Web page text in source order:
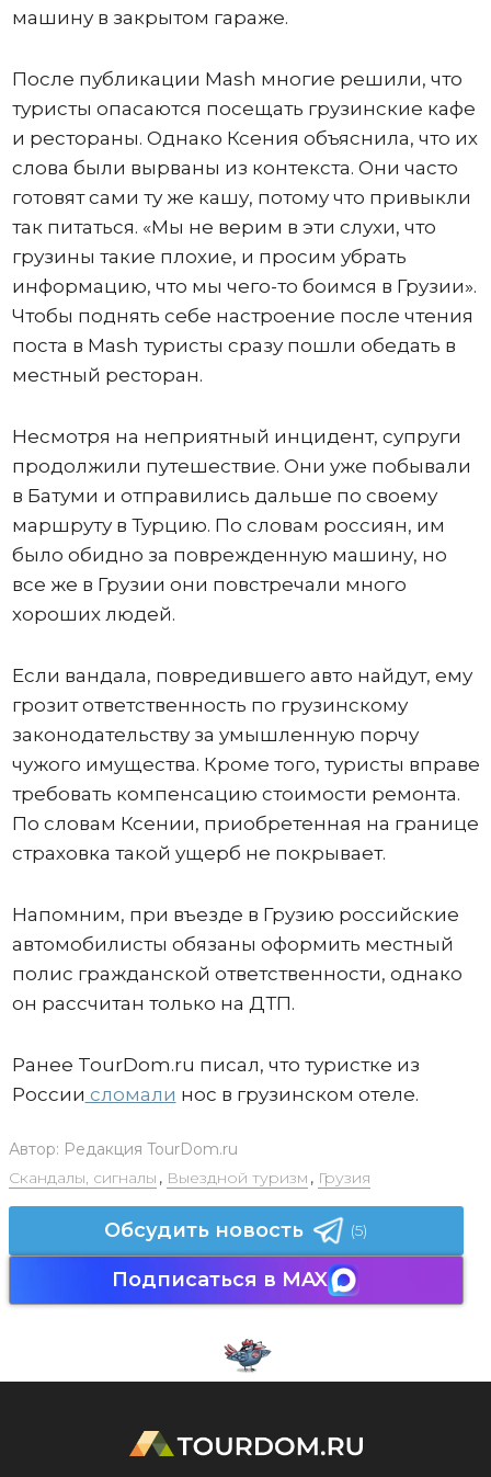
машину в закрытом гараже.
После публикации Mash многие решили, что
туристы опасаются посещать грузинские кафе
и рестораны. Однако Ксения объяснила, что их
слова были вырваны из контекста. Они часто
готовят сами ту же кашу, потому что привыкли
так питаться. «Мы не верим в эти слухи, что
грузины такие плохие, и просим убрать
информацию, что мы чего-то боимся в Грузии».
Чтобы поднять себе настроение после чтения
поста в Mash туристы сразу пошли обедать в
местный ресторан.
Несмотря на неприятный инцидент, супруги
продолжили путешествие. Они уже побывали
в Батуми и отправились дальше по своему
маршруту в Турцию. По словам россиян, им
было обидно за поврежденную машину, но
все же в Грузии они повстречали много
хороших людей.
Если вандала, повредившего авто найдут, ему
грозит ответственность по грузинскому
законодательству за умышленную порчу
чужого имущества. Кроме того, туристы вправе
требовать компенсацию стоимости ремонта.
По словам Ксении, приобретенная на границе
страховка такой ущерб не покрывает.
Напомним, при въезде в Грузию российские
автомобилисты обязаны оформить местный
полис гражданской ответственности, однако
он рассчитан только на ДТП.
Ранее TourDom.ru писал, что туристке из
России сломали нос в грузинском отеле.
Автор: Редакция TourDom.ru
Скандалы, сигналы , Выездной туризм , Грузия
Обсудить новость (5)
Подписаться в MAX